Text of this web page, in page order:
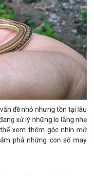
đề nhỏ nhưng tồn tại lâu
xử lý những lo lắng nhẹ
xem thêm góc nhìn mở
phá những con số may